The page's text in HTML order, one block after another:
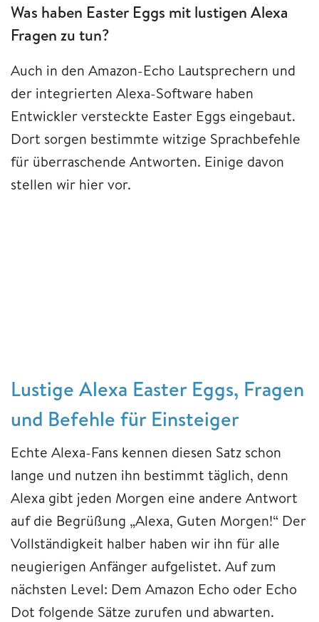
Was haben Easter Eggs mit lustigen Alexa
Fragen zu tun?
Auch in den Amazon-Echo Lautsprechern und
der integrierten Alexa-Software haben
Entwickler versteckte Easter Eggs eingebaut.
Dort sorgen bestimmte witzige Sprachbefehle
für überraschende Antworten. Einige davon
stellen wir hier vor.
Lustige Alexa Easter Eggs, Fragen
und Befehle für Einsteiger
Echte Alexa-Fans kennen diesen Satz schon
lange und nutzen ihn bestimmt täglich, denn
Alexa gibt jeden Morgen eine andere Antwort
auf die Begrüßung „Alexa, Guten Morgen!“ Der
Vollständigkeit halber haben wir ihn für alle
neugierigen Anfänger aufgelistet. Auf zum
nächsten Level: Dem Amazon Echo oder Echo
Dot folgende Sätze zurufen und abwarten.